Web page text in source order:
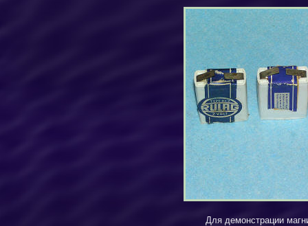
Для демонстрации